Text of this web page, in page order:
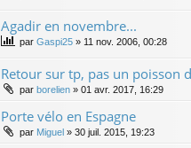
Agadir en novembre...
par Gaspi25 » 11 nov. 2006, 00:28
Retour sur tp, pas un poisson
par borelien » 01 avr. 2017, 16:29
Porte vélo en Espagne
par Miguel » 30 juil. 2015, 19:23